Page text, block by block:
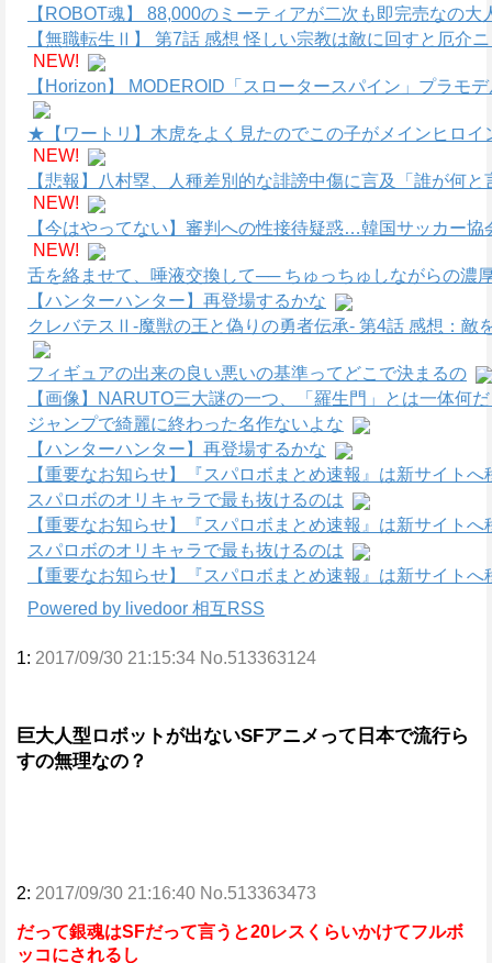
【ROBOT魂】 88,000のミーティアが二次も即完売なの
【無職転生Ⅱ】 第7話 感想 怪しい宗教は敵に回すと厄介
NEW!
【Horizon】 MODEROID「スロータースパイン」プラモ
★【ワートリ】木虎をよく見たのでこの子がメインヒロ
NEW!
【悲報】八村塁、人種差別的な誹謗中傷に言及「誰が何
NEW!
【今はやってない】審判への性接待疑惑…韓国サッカー
NEW!
舌を絡ませて、唾液交換して── ちゅっちゅしながらの濃
【ハンターハンター】再登場するかな
クレバテスⅡ-魔獣の王と偽りの勇者伝承- 第4話 感想：敵
フィギュアの出来の良い悪いの基準ってどこで決まるの
【画像】NARUTO三大謎の一つ、「羅生門」とは一体何
ジャンプで綺麗に終わった名作ないよな
【ハンターハンター】再登場するかな
【重要なお知らせ】『スパロボまとめ速報』は新サイトへ
スパロボのオリキャラで最も抜けるのは
【重要なお知らせ】『スパロボまとめ速報』は新サイトへ
スパロボのオリキャラで最も抜けるのは
【重要なお知らせ】『スパロボまとめ速報』は新サイトへ
Powered by livedoor 相互RSS
1: 2017/09/30 21:15:34 No.513363124
巨大人型ロボットが出ないSFアニメって日本で流行ら
すの無理なの？
2: 2017/09/30 21:16:40 No.513363473
だって銀魂はSFだって言うと20レスくらいかけてフルボ
ッコにされるし